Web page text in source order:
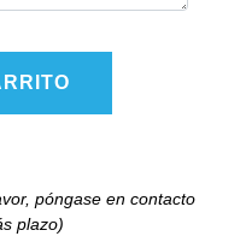
póngase en contacto
plazo)